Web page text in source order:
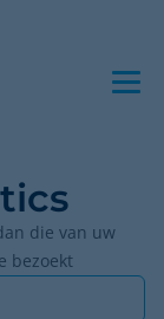
die van uw
bezoekt